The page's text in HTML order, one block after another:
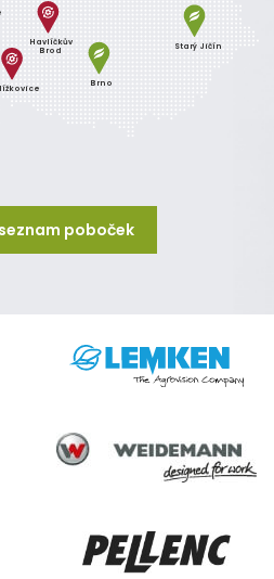
Brno
Havlíčkův
Brod
Starý Jičín
poboček
Lemken
Weidemann
Pellenc